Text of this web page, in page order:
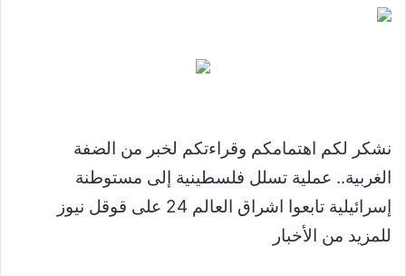
نشكر لكم اهتمامكم وقراءتكم لخبر من الضفة
الغربية.. عملية تسلل فلسطينية إلى مستوطنة
إسرائيلية تابعوا اشراق العالم 24 على قوقل نيوز
للمزيد من الأخبار